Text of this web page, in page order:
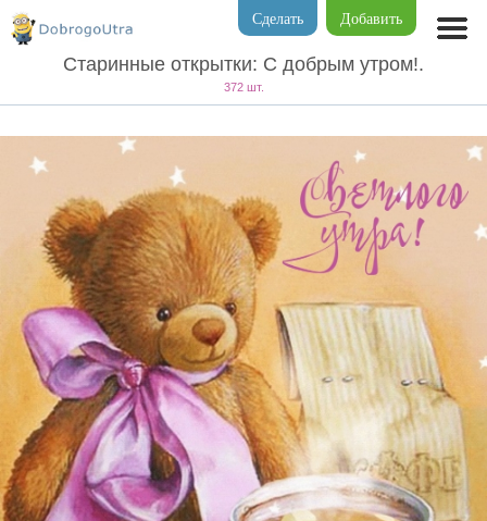
Добавить
Сделать
Старинные открытки: C добрым утром!.
372 шт.